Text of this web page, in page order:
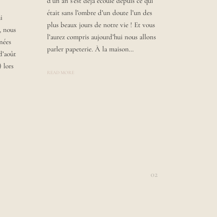
U
A
était sans l’ombre d’un doute l’un des
plus beaux jours de notre vie ! Et vous
l’aurez compris aujourd’hui nous allons
parler papeterie. À la maison…
READ MORE
nous
lors
02